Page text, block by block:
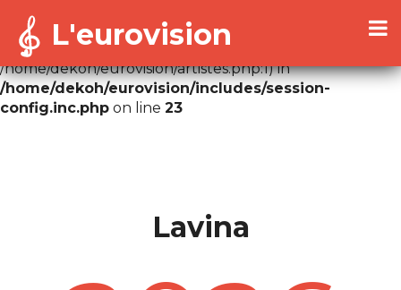
Warning
: Cannot modify header information - headers
already sent by (output started at
/home/dekoh/eurovision/artistes.php:1) in
/home/dekoh/eurovision/includes/session-
config.inc.php on line 23
L'eurovision
Lavina